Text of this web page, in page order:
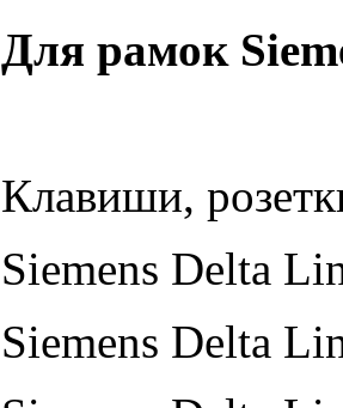
Для рамок
Клавиши,
Siemens Delta
Siemens Delta